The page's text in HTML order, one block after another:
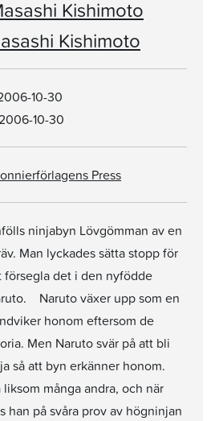
Kishimoto
Kishimoto
10-30
10-30
Press
ninjabyn Lövgömman av en
Man lyckades sätta stopp för
det i den nyfödde
Naruto växer upp som en
honom eftersom de
Men Naruto svär på att bli
så att byn erkänner honom.
många andra, och när
han på svåra prov av högninjan